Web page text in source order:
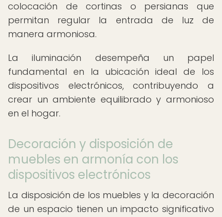
colocación de cortinas o persianas que
permitan regular la entrada de luz de
manera armoniosa.
La iluminación desempeña un papel
fundamental en la ubicación ideal de los
dispositivos electrónicos, contribuyendo a
crear un ambiente equilibrado y armonioso
en el hogar.
Decoración y disposición de
muebles en armonía con los
dispositivos electrónicos
La disposición de los muebles y la decoración
de un espacio tienen un impacto significativo